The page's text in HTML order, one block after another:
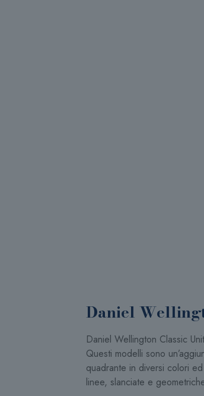
Daniel
Daniel Wellington Classic
Questi modelli sono
quadrante in diversi colori
linee, slanciate e